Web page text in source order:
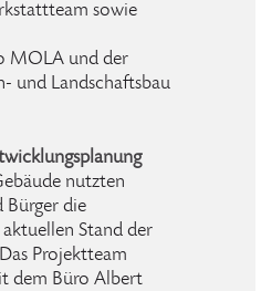
sowie
MOLA und der
und Landschaftsbau
nutzten
Bürger die
Stand der
Projektteam
dem Büro Albert